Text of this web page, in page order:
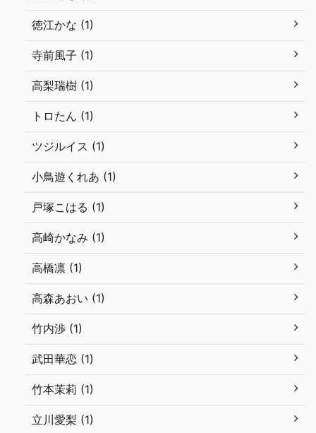
徳江かな (1)
寺前風子 (1)
高梨瑞樹 (1)
トロたん (1)
ツジルイス (1)
小鳥遊くれあ (1)
戸塚こはる (1)
高崎かなみ (1)
高橋凛 (1)
高森あおい (1)
竹内渉 (1)
武田華恋 (1)
竹本茉莉 (1)
立川愛梨 (1)